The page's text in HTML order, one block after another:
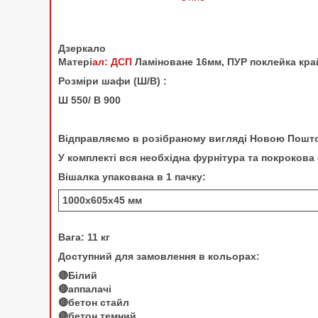
Дзеркало
Матеріал: ДСП Ламіноване 16мм, ПУР поклейка
Розміри шафи (Ш/В) :
Ш 550/ В 900
Відправляємо в розібраному вигляді Новою
У комплекті вся необхідна фурнітура та
Вішалка упакована в 1 пачку:
1000х605х45 мм
Вага: 11 кг
Доступний для замовлення в кольорах:
🔴Білий
🔴аппалачі
🔴бетон стайл